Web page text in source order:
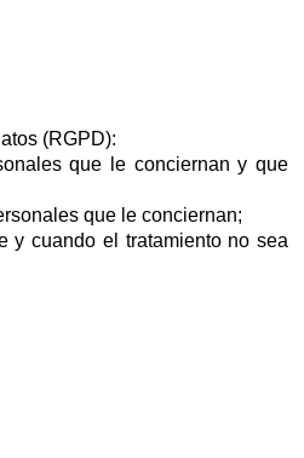
(RGPD):
que le conciernan y que
que le conciernan;
y cuando el tratamiento no sea